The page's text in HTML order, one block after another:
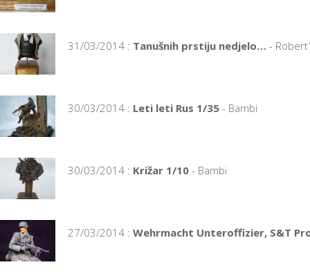
31/03/2014 : Tanušnih prstiju nedjelo… -
30/03/2014 : Leti leti Rus 1/35 - Bambi
30/03/2014 : Križar 1/10 - Bambi
27/03/2014 : Wehrmacht Unteroffizier, S&T